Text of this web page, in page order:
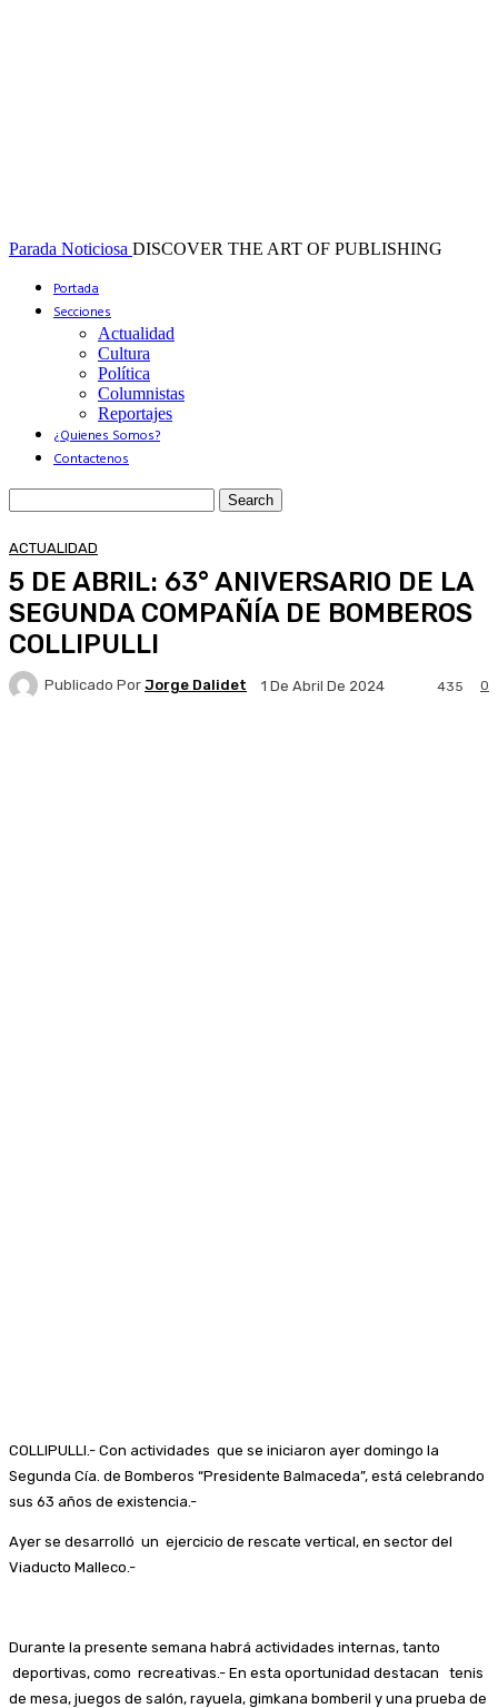
Parada Noticiosa DISCOVER THE ART OF PUBLISHING
Portada
Secciones
Actualidad
Cultura
Política
Columnistas
Reportajes
¿Quienes Somos?
Contactenos
ACTUALIDAD
5 DE ABRIL: 63° ANIVERSARIO DE LA
SEGUNDA COMPAÑÍA DE BOMBEROS
COLLIPULLI
Publicado Por Jorge Dalidet 1 De Abril De 2024 0
435
COLLIPULLI.- Con actividades que se iniciaron ayer domingo la
Segunda Cía. de Bomberos “Presidente Balmaceda”, está celebrando
sus 63 años de existencia.-
Ayer se desarrolló un ejercicio de rescate vertical, en sector del
Viaducto Malleco.-
Durante la presente semana habrá actividades internas, tanto
deportivas, como recreativas.- En esta oportunidad destacan tenis
de mesa, juegos de salón, rayuela, gimkana bomberil y una prueba de